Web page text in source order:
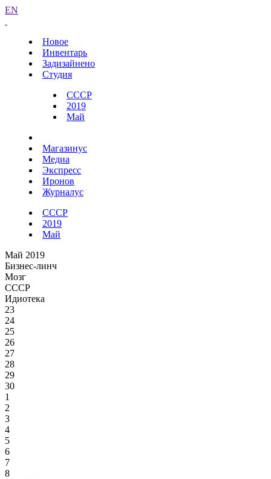
EN
Новое
Инвентарь
Задизайнено
Студия
СССР
2019
Май
Магазинус
Медиа
Экспресс
Иронов
Журналус
СССР
2019
Май
Май 2019
Бизнес-линч
Мозг
СССР
Идиотека
23
24
25
26
27
28
29
30
1
2
3
4
5
6
7
8